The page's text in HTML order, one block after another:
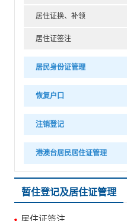
居住证换、补领
居住证签注
居民身份证管理
恢复户口
注销登记
港澳台居民居住证管理
暂住登记及居住证管理
居住证签注